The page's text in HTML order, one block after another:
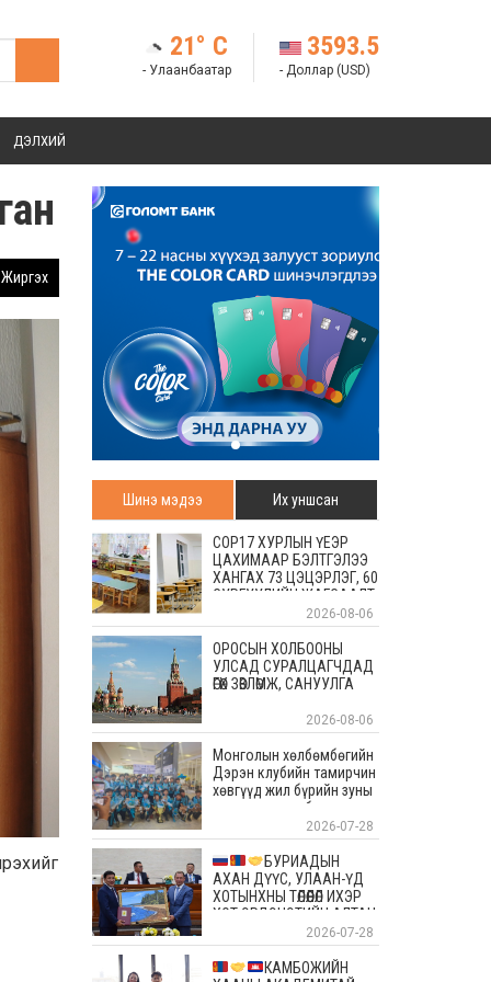
21° C
- Улаанбаатар
3593.5
- Доллар (USD)
ДЭЛХИЙ
Жиргэх
Шинэ мэдээ Их уншсан
COP17 ХУРЛЫН ҮЕЭР
ЦАХИМААР БЭЛТГЭЛЭЭ
ХАНГАХ 73 ЦЭЦЭРЛЭГ, 60
СУРГУУЛИЙН ЖАГСААЛТ
2026-08-06
ОРОСЫН ХОЛБООНЫ
УЛСАД СУРАЛЦАГЧДАД
ӨГӨХ ЗӨВЛӨМЖ, САНУУЛГА
2026-08-06
Монголын хөлбөмбөгийн
Дэрэн клубийн тамирчин
хөвгүүд жил бүрийн зуны
энэ өдрүүдэд болдог
уламжлалт Скандиновын
орнуудын тэмцээндээ
оролцоод ирлээ
2026-07-28
БУРИАДЫН
АХАН ДҮҮС, УЛААН-ҮД
ХОТЫНХНЫ ТӨЛӨӨЛӨЛ ИХЭР
ХОТ ЭРДЭНЭТИЙН АЛТАН
ОЙД БАЯР ХҮРГЭЛЭЭ
2026-07-28
КАМБОЖИЙН